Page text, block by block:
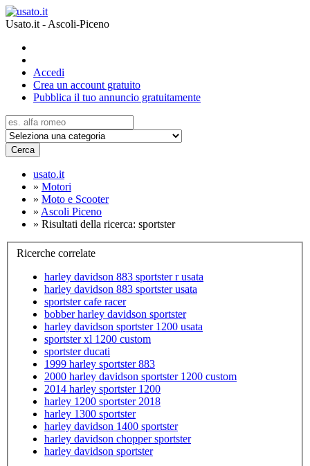
Usato.it - Ascoli-Piceno
Accedi
Crea un account gratuito
Pubblica il tuo annuncio gratuitamente
Cerca
usato.it
» Motori
» Moto e Scooter
» Ascoli Piceno
» Risultati della ricerca: sportster
Ricerche correlate
harley davidson 883 sportster r usata
harley davidson 883 sportster usata
sportster cafe racer
bobber harley davidson sportster
harley davidson sportster 1200 usata
sportster xl 1200 custom
sportster ducati
1999 harley sportster 883
2000 harley davidson sportster 1200 custom
2014 harley sportster 1200
harley 1200 sportster 2018
harley 1300 sportster
harley davidson 1400 sportster
harley davidson chopper sportster
harley davidson sportster